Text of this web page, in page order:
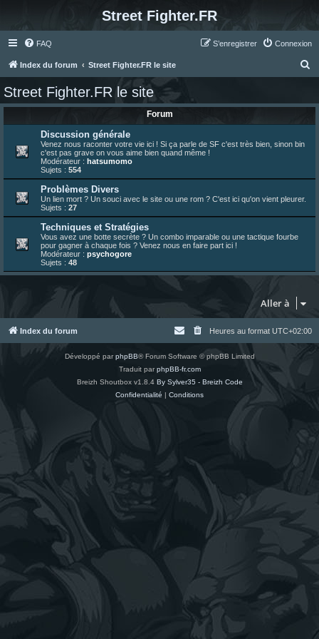
Street Fighter.FR
FAQ Connexion
S’enregistrer
Index du forum Street Fighter.FR le site
r
Street Fighter.FR le site
Forum
Discussion générale
Venez nous raconter votre vie ici ! Si ça parle de SF c'est très bien, sinon bin
c'est pas grave on vous aime bien quand même !
Modérateur : hatsumomo
Sujets : 554
Problèmes Divers
Un lien mort ? Un souci avec le site ou une rom ? C'est ici qu'on vient pleurer.
Sujets : 27
Techniques et Stratégies
Vous avez une botte secrète ? Un combo imparable ou une tactique fourbe
pour gagner à chaque fois ? Venez nous en faire part ici !
Modérateur : psychogore
Sujets : 48
Aller à
Index du forum Heures au format UTC+02:00
Développé parphpBB® Forum Software © phpBB Limited
Traduit par phpBB-fr.com
Breizh Shoutbox v1.8.4 By Sylver35 - Breizh Code
Confidentialité | Conditions